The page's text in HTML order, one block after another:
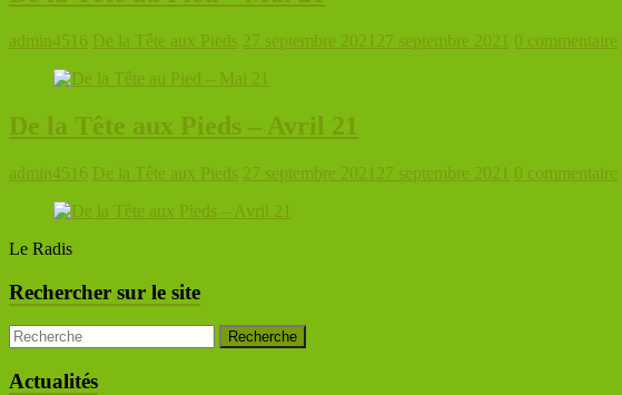
admin4516 De la Tête aux Pieds 27 septembre 2021 27 septembre 2021 0 commentaire
De la Tête aux Pieds – Avril 21
admin4516 De la Tête aux Pieds 27 septembre 2021 27 septembre 2021 0 commentaire
Le Radis
Rechercher sur le site
Actualités